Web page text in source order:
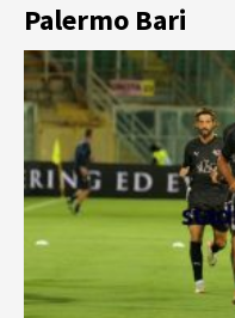
Palermo Bari